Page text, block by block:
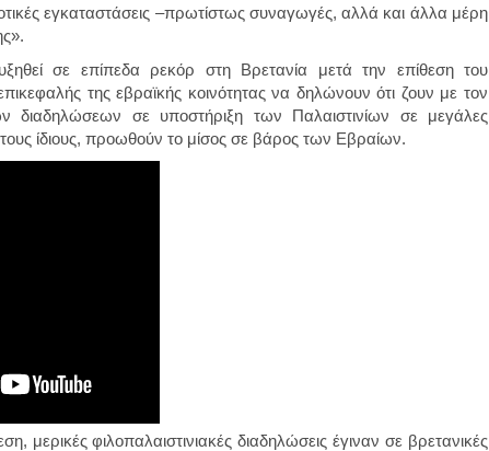
εγκαταστάσεις –πρωτίστως συναγωγές, αλλά και άλλα μέρη
σε επίπεδα ρεκόρ στη Βρετανία μετά την επίθεση του
της εβραϊκής κοινότητας να δηλώνουν ότι ζουν με τον
διαδηλώσεων σε υποστήριξη των Παλαιστινίων σε μεγάλες
ίδιους, προωθούν το μίσος σε βάρος των Εβραίων.
μερικές φιλοπαλαιστινιακές διαδηλώσεις έγιναν σε βρετανικές